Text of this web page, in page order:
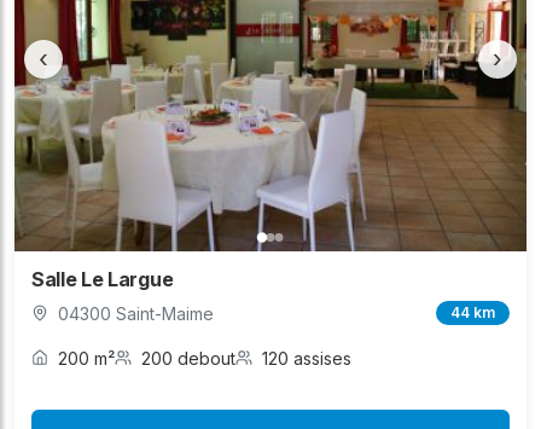
‹ ›
Salle Le Largue
04300 Saint-Maime 44 km
200 m² 200 debout 120 assises